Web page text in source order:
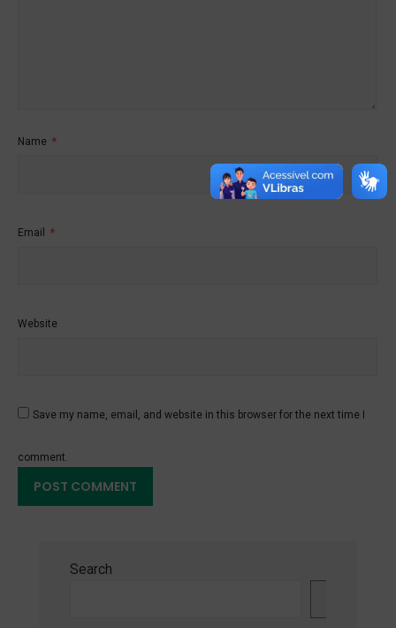
Name *
Email *
Website
Save my name, email, and website in this browser for the next time I
comment.
Search